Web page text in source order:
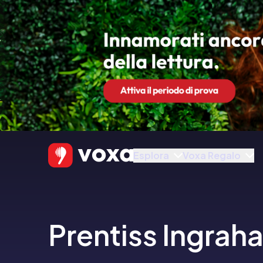
Esplora Voxa Regalo
Prentiss